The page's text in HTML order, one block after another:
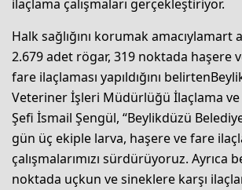
ilaçlama çalışmaları gerçekleştiriyor.
Halk sağlığını korumak amacıylamart
2.679 adet rögar, 319 noktada haşere
fare ilaçlaması yapıldığını
Veteriner İşleri Müdürlüğü İlaçlama
Şefi İsmail Şengül, “Beylikdüzü
gün üç ekiple larva, haşere ve fare
çalışmalarımızı sürdürüyoruz. Ayrıca
noktada uçkun ve sineklere karşı